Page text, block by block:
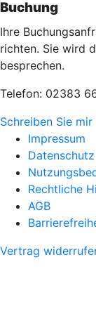
Buchung
Ihre
richten. Sie wird
besprechen.
Telefon: 02383
Schreiben Sie mir
Impressum
Datenschutz
Rechtliche
AGB
Vertrag